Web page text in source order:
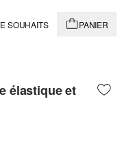
SOUHAITS PANIER
élastique et